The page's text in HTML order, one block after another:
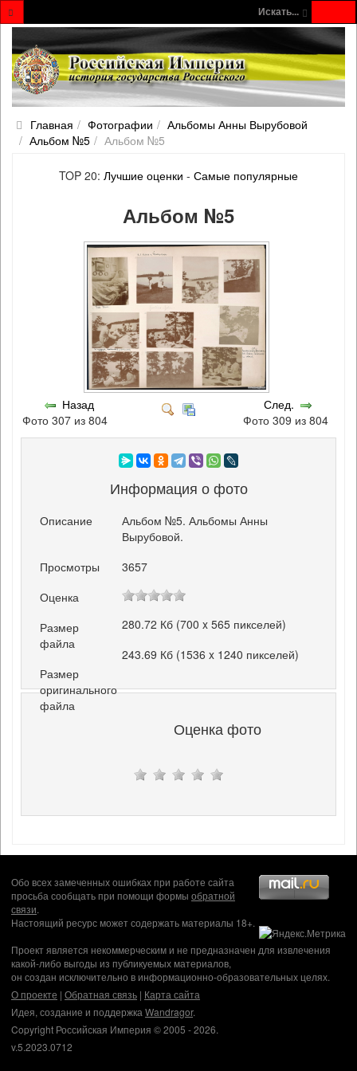
Искать...
Главная Фотографии
Альбомы Анны Вырубовой
Альбом №5
Альбом №5
TOP 20: Лучшие оценки - Самые популярные
Альбом №5
Назад
Фото 307 из 804
След.
Фото 309 из 804
Информация о фото
Описание
Альбом №5. Альбомы Анны
Вырубовой.
Просмотры
3657
Оценка
Размер
файла
280.72 Кб (700 x 565 пикселей)
Размер
оригинального
файла
243.69 Кб (1536 x 1240 пикселей)
Оценка фото
Обо всех замеченных ошибках при работе сайта
просьба сообщать при помощи формы обратной
связи.
Настоящий ресурс может содержать материалы 18+.
Проект является некоммерческим и не предназначен для извлечения
какой-либо выгоды из публикуемых материалов,
он создан исключительно в информационно-образовательных целях.
О проекте | Обратная связь | Карта сайта
Идея, создание и поддержка Wandragor.
Copyright Российская Империя © 2005 - 2026.
v.5.2023.0712